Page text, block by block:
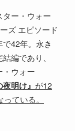
ー・ウォー
ズ エピソード
42年。永き
編であり、
・ウォー
明け』 が12
ている。